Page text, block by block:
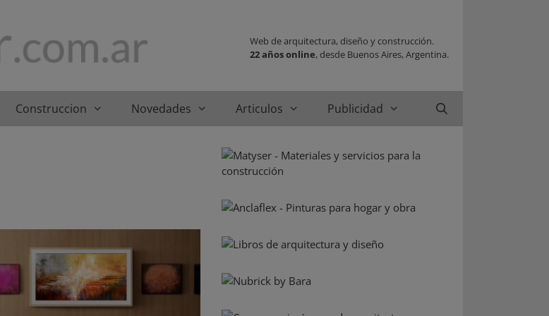
Web de arquitectura, diseño y construcción.
22 años online, desde Buenos Aires, Argentina.
Construccion Novedades Articulos Publicidad